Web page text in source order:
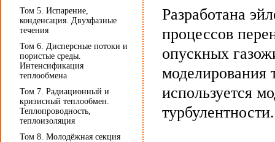
Том 5. Испарение,
конденсация. Двухфазные
течения
Том 6. Дисперсные потоки и
пористые среды.
Интенсификация
теплообмена
Том 7. Радиационный и
кризисный теплообмен.
Теплопроводность,
теплоизоляция
Том 8. Молодёжная секция
Разработана
процессов
опускных
моделирования
используется
турбулентности.